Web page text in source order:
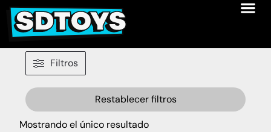
Filtros
Restablecer filtros
Mostrando el único resultado